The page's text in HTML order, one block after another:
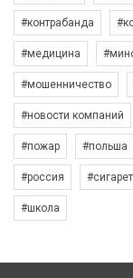
#контрабанда
#медицина
#мошенничество
#новости компаний
#пожар #польша
#россия
#школа